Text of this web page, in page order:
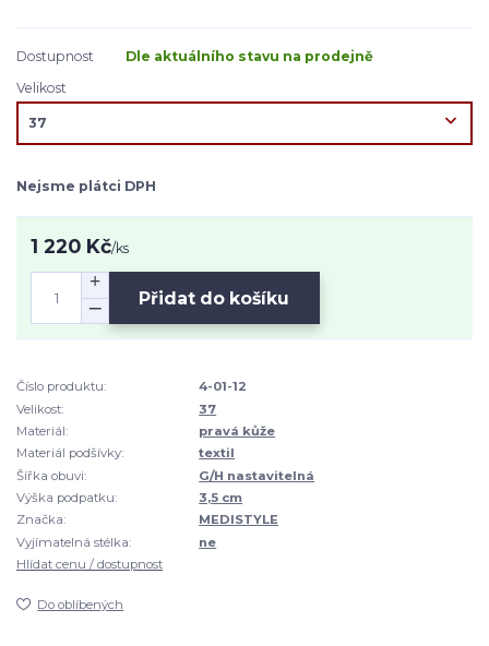
Dostupnost
Dle aktuálního stavu na prodejně
Velikost
Nejsme plátci DPH
1 220 Kč/ks
Přidat do košíku
Číslo produktu:
4-01-12
Velikost:
37
Materiál:
pravá kůže
Materiál podšívky:
textil
Šířka obuvi:
G/H nastavitelná
Výška podpatku:
3,5 cm
Značka:
MEDISTYLE
Vyjímatelná stélka:
ne
Hlídat cenu / dostupnost
Do oblíbených